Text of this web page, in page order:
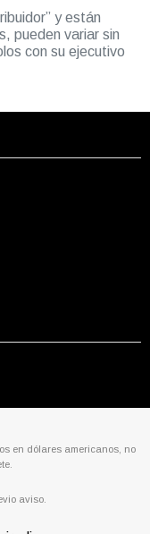
y están
pueden variar sin
con su ejecutivo
en dólares americanos, no
aviso.